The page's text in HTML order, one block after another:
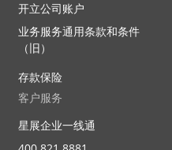
开立公司账户
业务服务通用条款和条件
（旧）
存款保险
客户服务
星展企业一线通